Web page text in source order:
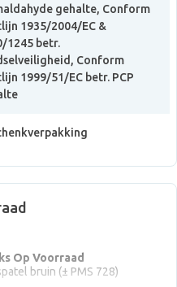
gehalte, Conform
1935/2004/EC &
1245 betr.
Conform
1999/51/EC betr. PCP
Op Voorraad
bruin (± PMS 728)